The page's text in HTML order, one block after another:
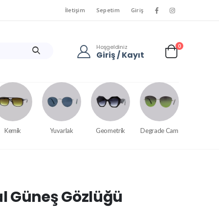
İletişim Sepetim Giriş
Hoşgeldiniz
Giriş / Kayıt
0
Kemik Yuvarlak Geometrik Degrade Cam
Güneş Gözlüğü